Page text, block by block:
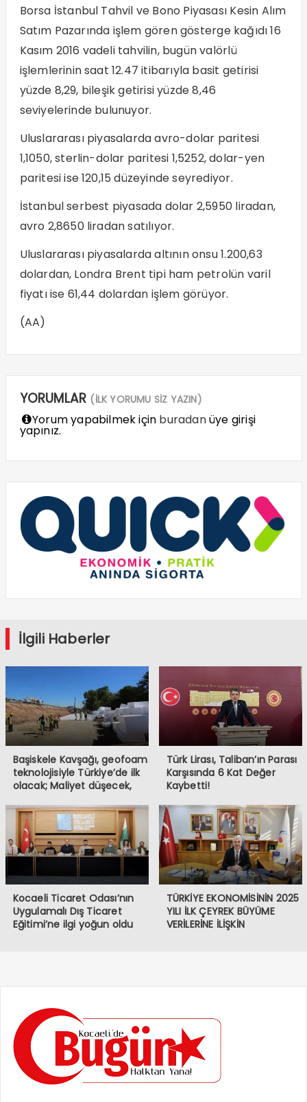
Borsa İstanbul Tahvil ve Bono Piyasası Kesin Alım
Satım Pazarında işlem gören gösterge kağıdı 16
Kasım 2016 vadeli tahvilin, bugün valörlü
işlemlerinin saat 12.47 itibarıyla basit getirisi
yüzde 8,29, bileşik getirisi yüzde 8,46
seviyelerinde bulunuyor.
Uluslararası piyasalarda avro-dolar paritesi
1,1050, sterlin-dolar paritesi 1,5252, dolar-yen
paritesi ise 120,15 düzeyinde seyrediyor.
İstanbul serbest piyasada dolar 2,5950 liradan,
avro 2,8650 liradan satılıyor.
Uluslararası piyasalarda altının onsu 1.200,63
dolardan, Londra Brent tipi ham petrolün varil
fiyatı ise 61,44 dolardan işlem görüyor.
(AA)
YORUMLAR (İLK YORUMU SİZ YAZIN)
Yorum yapabilmek için buradanüye girişi
yapınız.
İlgili Haberler
Başiskele Kavşağı, geofoam
teknolojisiyle Türkiye’de ilk
olacak; Maliyet düşecek,
Türk Lirası, Taliban’ın Parası
Karşısında 6 Kat Değer
Kaybetti!
Kocaeli Ticaret Odası’nın
Uygulamalı Dış Ticaret
Eğitimi’ne ilgi yoğun oldu
TÜRKİYE EKONOMİSİNİN 2025
YILI İLK ÇEYREK BÜYÜME
VERİLERİNE İLİŞKİN